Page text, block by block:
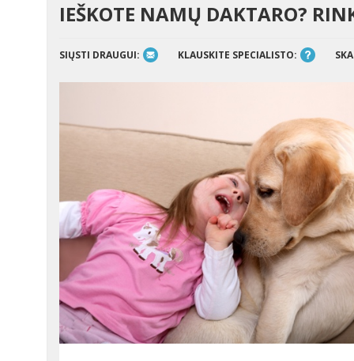
IEŠKOTE NAMŲ DAKTARO?
SIŲSTI DRAUGUI: KLAUSKITE SPECIALISTO: